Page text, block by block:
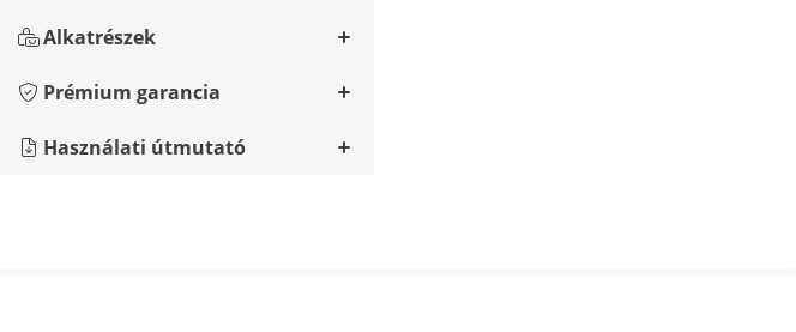
Alkatrészek
Prémium garancia
Használati útmutató